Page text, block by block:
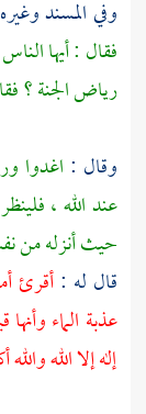
وفي المسند
فقال : أيها
رياض الجنة ؟
وقال : اغدوا
عند الله ،
حيث أنزله من
قال له :أقرئ
عذبة الماء
إله إلا الله والله